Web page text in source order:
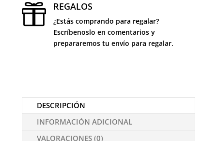
 REGALOS
¿Estás comprando para regalar?
Escríbenoslo en comentarios y
prepararemos tu envío para regalar.
DESCRIPCIÓN
INFORMACIÓN ADICIONAL
VALORACIONES (0)